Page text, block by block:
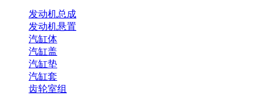
发动机总成
发动机悬置
汽缸体
汽缸盖
汽缸垫
汽缸套
齿轮室组